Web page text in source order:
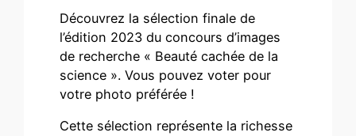
Découvrez la sélection finale de
l’édition 2023 du concours d’images
de recherche « Beauté cachée de la
science ». Vous pouvez voter pour
votre photo préférée !
Cette sélection représente la richesse